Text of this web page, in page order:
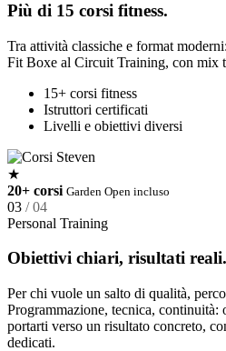
Più di 15 corsi fitness.
Tra attività classiche e format
Fit Boxe al Circuit Training, con mix
15+ corsi fitness
Istruttori certificati
Livelli e obiettivi diversi
★
20+ corsi Garden Open incluso
03 / 04
Personal Training
Obiettivi chiari, risultati reali.
Per chi vuole un salto di qualità,
Programmazione, tecnica, continuità:
portarti verso un risultato concreto,
dedicati.